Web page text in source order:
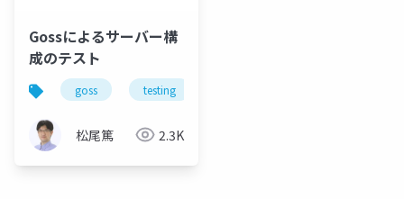
Gossによるサーバー構
成のテスト
goss testing
松尾篤 2.3K